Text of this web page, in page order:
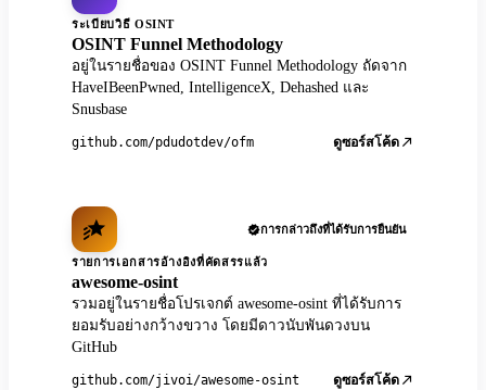
ระเบียบวิธี OSINT
OSINT Funnel Methodology
อยู่ในรายชื่อของ OSINT Funnel Methodology ถัดจาก
HaveIBeenPwned, IntelligenceX, Dehashed และ
Snusbase
github.com/pdudotdev/ofm ดูซอร์สโค้ด
การกล่าวถึงที่ได้รับการยืนยัน
รายการเอกสารอ้างอิงที่คัดสรรแล้ว
awesome-osint
รวมอยู่ในรายชื่อโปรเจกต์ awesome-osint ที่ได้รับการ
ยอมรับอย่างกว้างขวาง โดยมีดาวนับพันดวงบน
GitHub
github.com/jivoi/awesome-osint ดูซอร์สโค้ด